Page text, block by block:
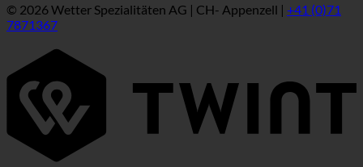
© 2026 Wetter Spezialitäten AG | CH- Appenzell | +41 (0)71
7871367